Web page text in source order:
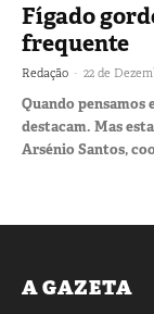
Fígado
frequente
Redação - 22 de
Quando pensamos
destacam. Mas
Arsénio Santos,
A GAZETA